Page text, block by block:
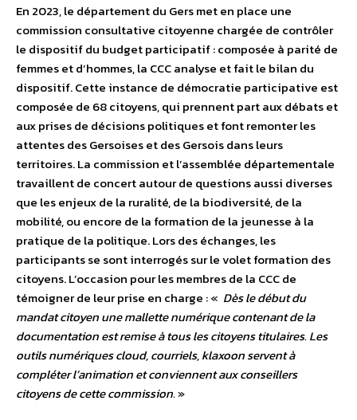
En 2023, le département du Gers met en place une
commission consultative citoyenne chargée de contrôler
le dispositif du budget participatif : composée à parité de
femmes et d’hommes, la CCC analyse et fait le bilan du
dispositif. Cette instance de démocratie participative est
composée de 68 citoyens, qui prennent part aux débats et
aux prises de décisions politiques et font remonter les
attentes des Gersoises et des Gersois dans leurs
territoires. La commission et l’assemblée départementale
travaillent de concert autour de questions aussi diverses
que les enjeux de la ruralité, de la biodiversité, de la
mobilité, ou encore de la formation de la jeunesse à la
pratique de la politique. Lors des échanges, les
participants se sont interrogés sur le volet formation des
citoyens. L’occasion pour les membres de la CCC de
témoigner de leur prise en charge : « Dès le début du
mandat citoyen une mallette numérique contenant de la
documentation est remise à tous les citoyens titulaires. Les
outils numériques cloud, courriels, klaxoon servent à
compléter l’animation et conviennent aux conseillers
citoyens de cette commission.»